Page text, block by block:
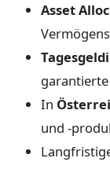
Asset
In
und -